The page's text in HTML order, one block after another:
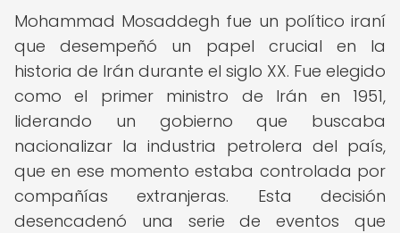
Mohammad Mosaddegh fue un político iraní
que desempeñó un papel crucial en la
historia de Irán durante el siglo XX. Fue elegido
como el primer ministro de Irán en 1951,
liderando un gobierno que buscaba
nacionalizar la industria petrolera del país,
que en ese momento estaba controlada por
compañías extranjeras. Esta decisión
desencadenó una serie de eventos que